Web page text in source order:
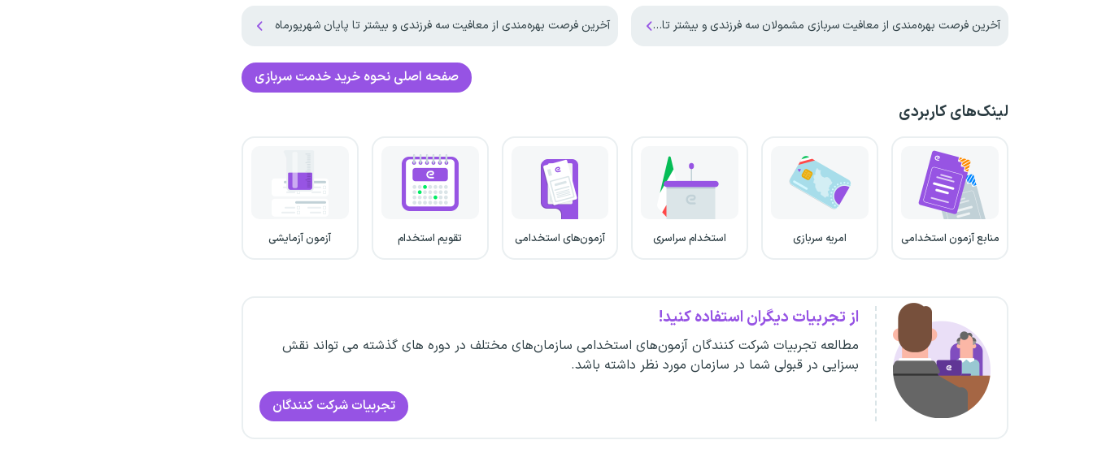
آخرین فرصت بهره‌مندی از معافیت سربازی مشمولان سه فرزندی و بیشتر تا پایان شهریور ماه ۱۴۰۵ آخرین فرصت بهره‌مندی از معافیت سه فرزندی و بیشتر تا پایان شهریورماه
صفحه اصلینحوه خرید خدمت سربازی
لینک‌های کاربردی
منابع آزمون استخدامی امریه سربازی استخدام سراسری آزمون‌های استخدامی تقویم استخدام آزمون آزمایشی
از تجربیات دیگران استفاده کنید!
مطالعه تجربیات شرکت کنندگان آزمون‌های استخدامی سازمان‌های مختلف در دوره های گذشته می تواند نقش
بسزایی در قبولی شما در سازمان مورد نظر داشته باشد.
تجربیات شرکت کنندگان